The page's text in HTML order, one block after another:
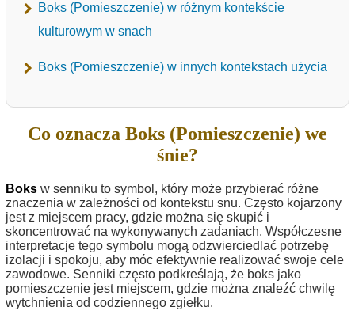
Boks (Pomieszczenie) w różnym kontekście
kulturowym w snach
Boks (Pomieszczenie) w innych kontekstach użycia
Co oznacza Boks (Pomieszczenie) we
śnie?
Boks w senniku to symbol, który może przybierać różne
znaczenia w zależności od kontekstu snu. Często kojarzony
jest z miejscem pracy, gdzie można się skupić i
skoncentrować na wykonywanych zadaniach. Współczesne
interpretacje tego symbolu mogą odzwierciedlać potrzebę
izolacji i spokoju, aby móc efektywnie realizować swoje cele
zawodowe. Senniki często podkreślają, że boks jako
pomieszczenie jest miejscem, gdzie można znaleźć chwilę
wytchnienia od codziennego zgiełku.